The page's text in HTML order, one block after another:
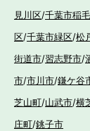
見川区/千葉市稲
区/千葉市緑区/松
街道市/習志野市/
市/市川市/鎌ケ谷
芝山町/山武市/横
庄町/銚子市